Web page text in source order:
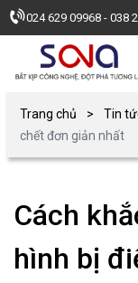
024 629 09968 - 038
Trang chủ Tin
chết đơn giản nhất
Cách
hình bị